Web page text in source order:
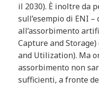
il 2030). È inoltre da
sull’esempio di ENI
all’assorbimento
Capture and
and Utilization). Ma
assorbimento non
sufficienti, a fronte